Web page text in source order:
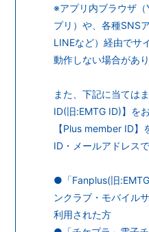
会員登録 ログイ
※アプリ内ブラウザ
プリ）や、各種SNS
LINEなど）経由でサ
動作しない場合があり
また、下記に当ては
ID(旧:EMTG ID)】を
【Plus member ID
ID・メールアドレス
●「Fanplus(旧
ンクラブ・モバイル
利用された方